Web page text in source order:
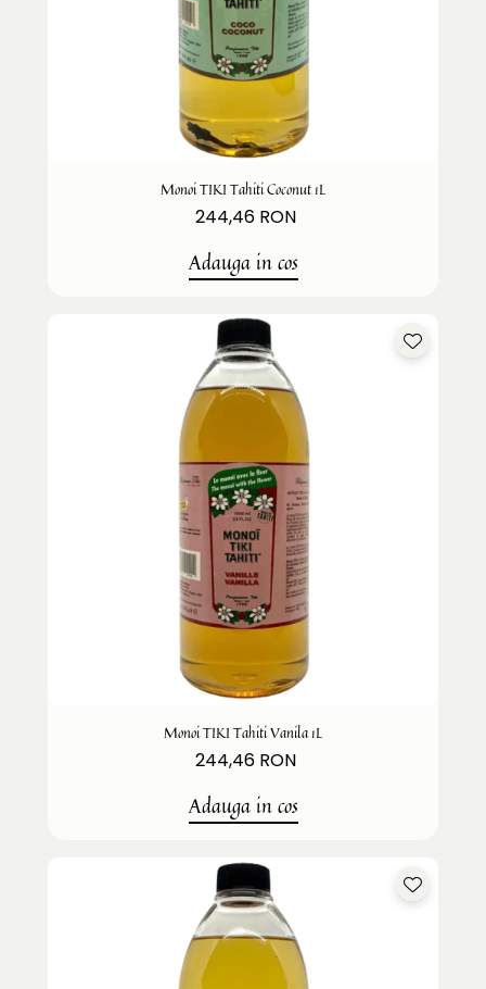
Monoi TIKI Tahiti Coconut 1L
244,46 RON
Adauga in cos
Monoi TIKI Tahiti Vanila 1L
244,46 RON
Adauga in cos